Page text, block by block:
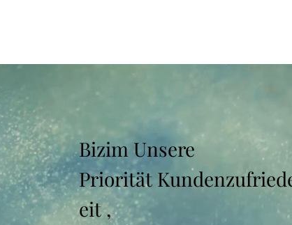
Bizim Unsere
Priorität
eit ,